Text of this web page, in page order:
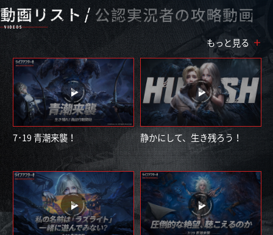
もっと見る
7･19 青潮来襲！ 静かにして、生き残ろう！